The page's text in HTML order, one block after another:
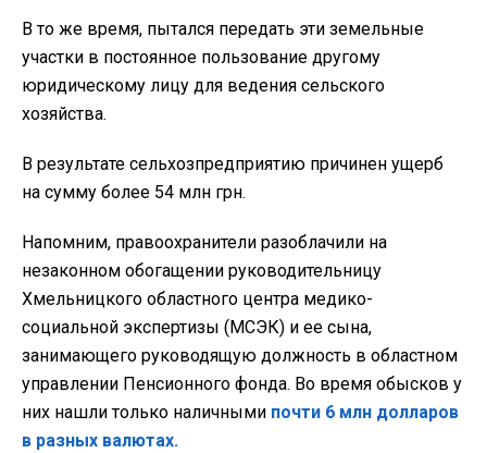
В то же время, пытался передать эти земельные
участки в постоянное пользование другому
юридическому лицу для ведения сельского
хозяйства.
В результате сельхозпредприятию причинен ущерб
на сумму более 54 млн грн.
Напомним, правоохранители разоблачили на
незаконном обогащении руководительницу
Хмельницкого областного центра медико-
социальной экспертизы (МСЭК) и ее сына,
занимающего руководящую должность в областном
управлении Пенсионного фонда. Во время обысков у
них нашли только наличными почти 6 млн долларов
в разных валютах.